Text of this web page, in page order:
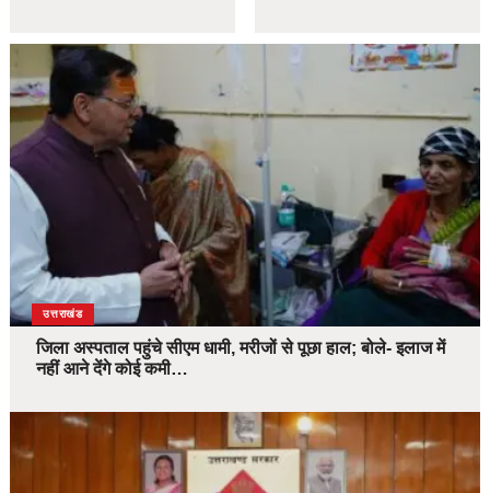
उत्तराखंड
जिला अस्पताल पहुंचे सीएम धामी, मरीजों से पूछा हाल; बोले- इलाज में
नहीं आने देंगे कोई कमी…